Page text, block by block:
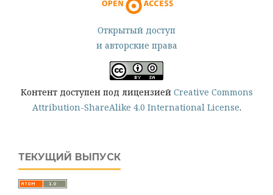
Открытый доступ
и авторские права
Контент доступен под лицензией Creative Commons
Attribution-ShareAlike 4.0 International License.
ТЕКУЩИЙ ВЫПУСК